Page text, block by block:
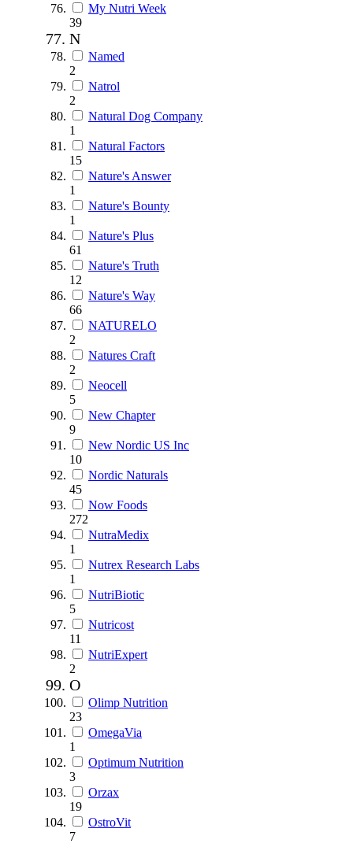
My Nutri Week
39
N
Named
2
Natrol
2
Natural Dog Company
1
Natural Factors
15
Nature's Answer
1
Nature's Bounty
1
Nature's Plus
61
Nature's Truth
12
Nature's Way
66
NATURELO
2
Natures Craft
2
Neocell
5
New Chapter
9
New Nordic US Inc
10
Nordic Naturals
45
Now Foods
272
NutraMedix
1
Nutrex Research Labs
1
NutriBiotic
5
Nutricost
11
NutriExpert
2
O
Olimp Nutrition
23
OmegaVia
1
Optimum Nutrition
3
Orzax
19
OstroVit
7